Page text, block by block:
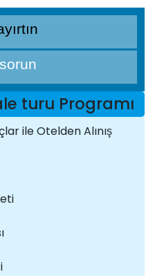
turu Programı
ile Otelden Alınış